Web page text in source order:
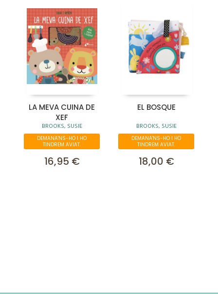
LA MEVA CUINA DE
XEF
BROOKS, SUSIE
DEMANA'NS-HO I HO
TINDREM AVIAT.
16,95 €
EL BOSQUE
BROOKS, SUSIE
DEMANA'NS-HO I HO
TINDREM AVIAT.
18,00 €